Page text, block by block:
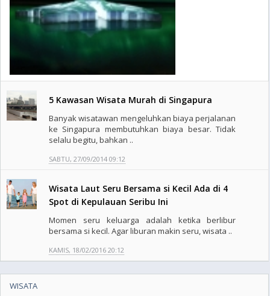
5 Kawasan Wisata Murah di Singapura
Banyak wisatawan mengeluhkan biaya perjalanan
ke Singapura membutuhkan biaya besar. Tidak
selalu begitu, bahkan ..
SABTU, 27/09/2014 09:12
Wisata Laut Seru Bersama si Kecil Ada di 4
Spot di Kepulauan Seribu Ini
Momen seru keluarga adalah ketika berlibur
bersama si kecil. Agar liburan makin seru, wisata ..
KAMIS, 18/02/2016 20:12
WISATA